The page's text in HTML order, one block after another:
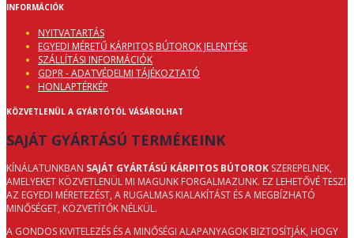
INFORMÁCIÓK
NYITVATARTÁS
EGYEDI MÉRETŰ KÁRPITOS BÚTOROK JELENTÉSE
SZÁLLÍTÁSI INFORMÁCIÓK
GDPR - ADATVÉDELMI TÁJÉKOZTATÓ
HONLAPTÉRKÉP
KÖZVETLENÜL A GYÁRTÓTÓL VÁSÁROLHAT
SAJÁT GYÁRTÁSÚ TERMÉKEINK
KÍNÁLATUNKBAN SAJÁT GYÁRTÁSÚ KÁRPITOS BÚTOROK SZEREPELNEK,
AMELYEKET KÖZVETLENÜL MI MAGUNK FORGALMAZUNK. EZ LEHETŐVÉ TESZI
AZ EGYEDI MÉRETEZÉST, A RUGALMAS KIALAKÍTÁST ÉS A MEGBÍZHATÓ
MINŐSÉGET, KÖZVETÍTŐK NÉLKÜL.
A GONDOS KIVITELEZÉS ÉS A MINŐSÉGI ALAPANYAGOK BIZTOSÍTJÁK, HOGY